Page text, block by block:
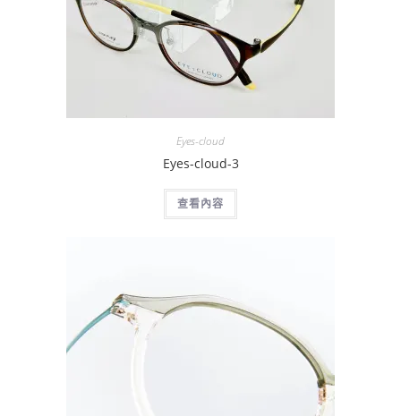
Eyes-cloud
Eyes-cloud-3
查看內容